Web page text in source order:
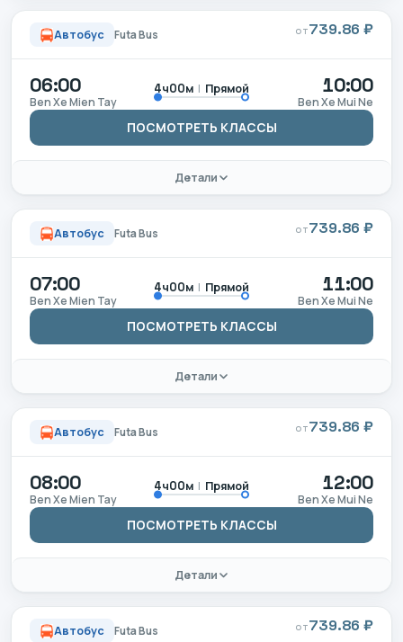
Автобус Futa Bus ОТ739.86 ₽
06:00
Ben Xe Mien Tay
4ч00м | Прямой 10:00
Ben Xe Mui Ne
ПОСМОТРЕТЬ КЛАССЫ
Детали
Автобус Futa Bus ОТ739.86 ₽
07:00
Ben Xe Mien Tay
4ч00м | Прямой 11:00
Ben Xe Mui Ne
ПОСМОТРЕТЬ КЛАССЫ
Детали
Автобус Futa Bus ОТ739.86 ₽
08:00
Ben Xe Mien Tay
4ч00м | Прямой 12:00
Ben Xe Mui Ne
ПОСМОТРЕТЬ КЛАССЫ
Детали
Автобус Futa Bus ОТ739.86 ₽